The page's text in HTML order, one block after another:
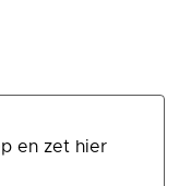
en zet hier